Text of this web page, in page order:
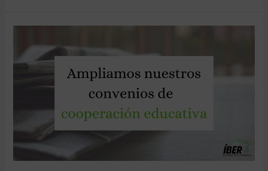
convenios
de